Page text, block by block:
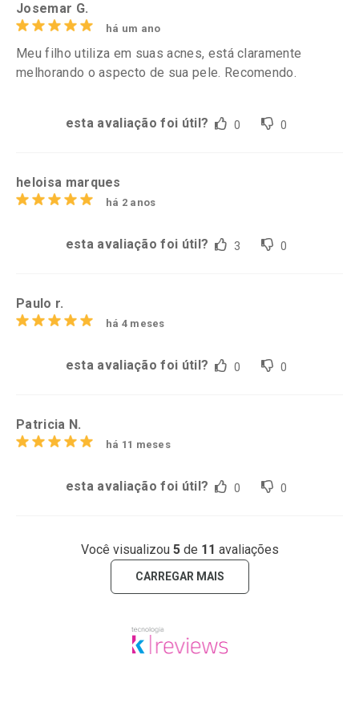
Josemar G.
há um ano
Meu filho utiliza em suas acnes, está claramente
melhorando o aspecto de sua pele. Recomendo.
esta avaliação foi útil? 0 0
heloisa marques
há 2 anos
esta avaliação foi útil? 3 0
Paulo r.
há 4 meses
esta avaliação foi útil? 0 0
Patricia N.
há 11 meses
esta avaliação foi útil? 0 0
Você visualizou 5de 11 avaliações
CARREGAR MAIS